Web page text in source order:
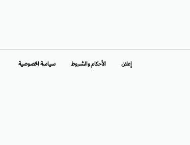
إعلان الأحكام والشروط سياسة الخصوصية